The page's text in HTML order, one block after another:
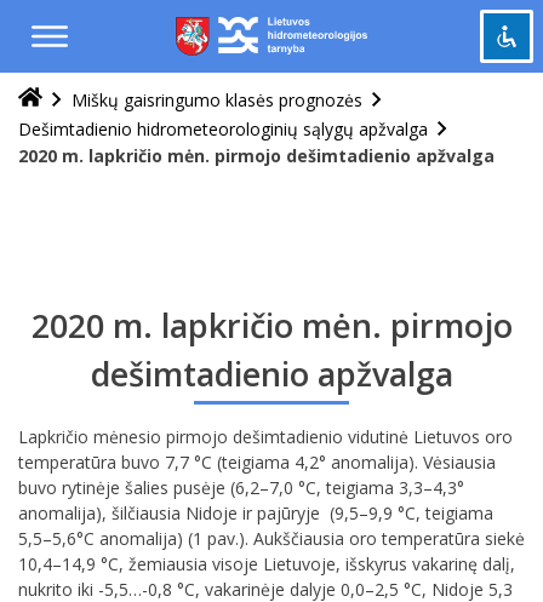
title Pažymėti antraštes
zoom_out Tolinti
brightness_high Šviesus kontrastas
Tamsus kontrastas
Grąžinti
viską
į
pradinę
būseną
turinį
Miškų gaisringumo klasės prognozės
Dešimtadienio hidrometeorologinių sąlygų apžvalga
2020 m. lapkričio mėn. pirmojo dešimtadienio apžvalga
2020 m. lapkričio mėn. pirmojo
dešimtadienio apžvalga
Lapkričio mėnesio pirmojo dešimtadienio vidutinė Lietuvos oro
temperatūra buvo 7,7 °C (teigiama 4,2° anomalija). Vėsiausia
buvo rytinėje šalies pusėje (6,2–7,0 °C, teigiama 3,3–4,3°
anomalija), šilčiausia Nidoje ir pajūryje (9,5–9,9 °C, teigiama
5,5–5,6°C anomalija) (1 pav.). Aukščiausia oro temperatūra siekė
10,4–14,9 °C, žemiausia visoje Lietuvoje, išskyrus vakarinę dalį,
nukrito iki -5,5…-0,8 °C, vakarinėje dalyje 0,0–2,5 °C, Nidoje 5,3